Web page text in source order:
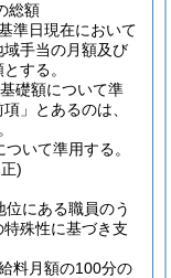
総額
準日現在において
手当の月額及び
する。
礎額について準
」とあるのは、
いて準用する。
)
にある職員のう
殊性に基づき支
料月額の100分の